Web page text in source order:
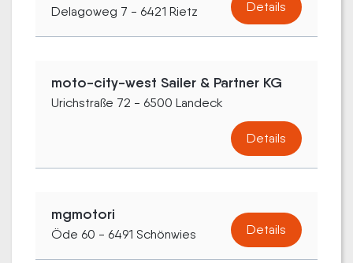
Delagoweg 7 - 6421 Rietz Details
moto-city-west Sailer & Partner KG
Urichstraße 72 - 6500 Landeck
Details
mgmotori
Öde 60 - 6491 Schönwies Details